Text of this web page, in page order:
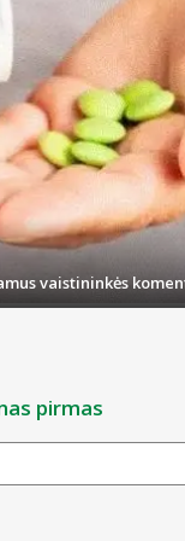
vaistininkės
pirmas